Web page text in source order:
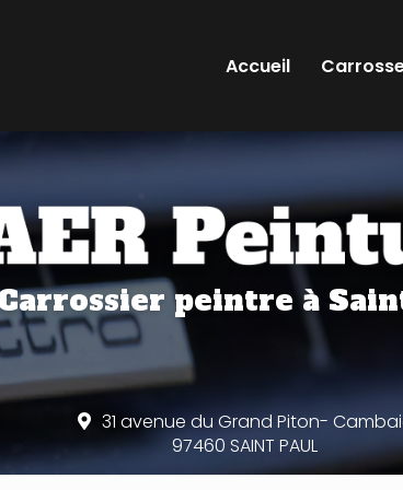
Accueil
peintreà
31 avenue du Grand Piton-
97460 SAINT PAUL